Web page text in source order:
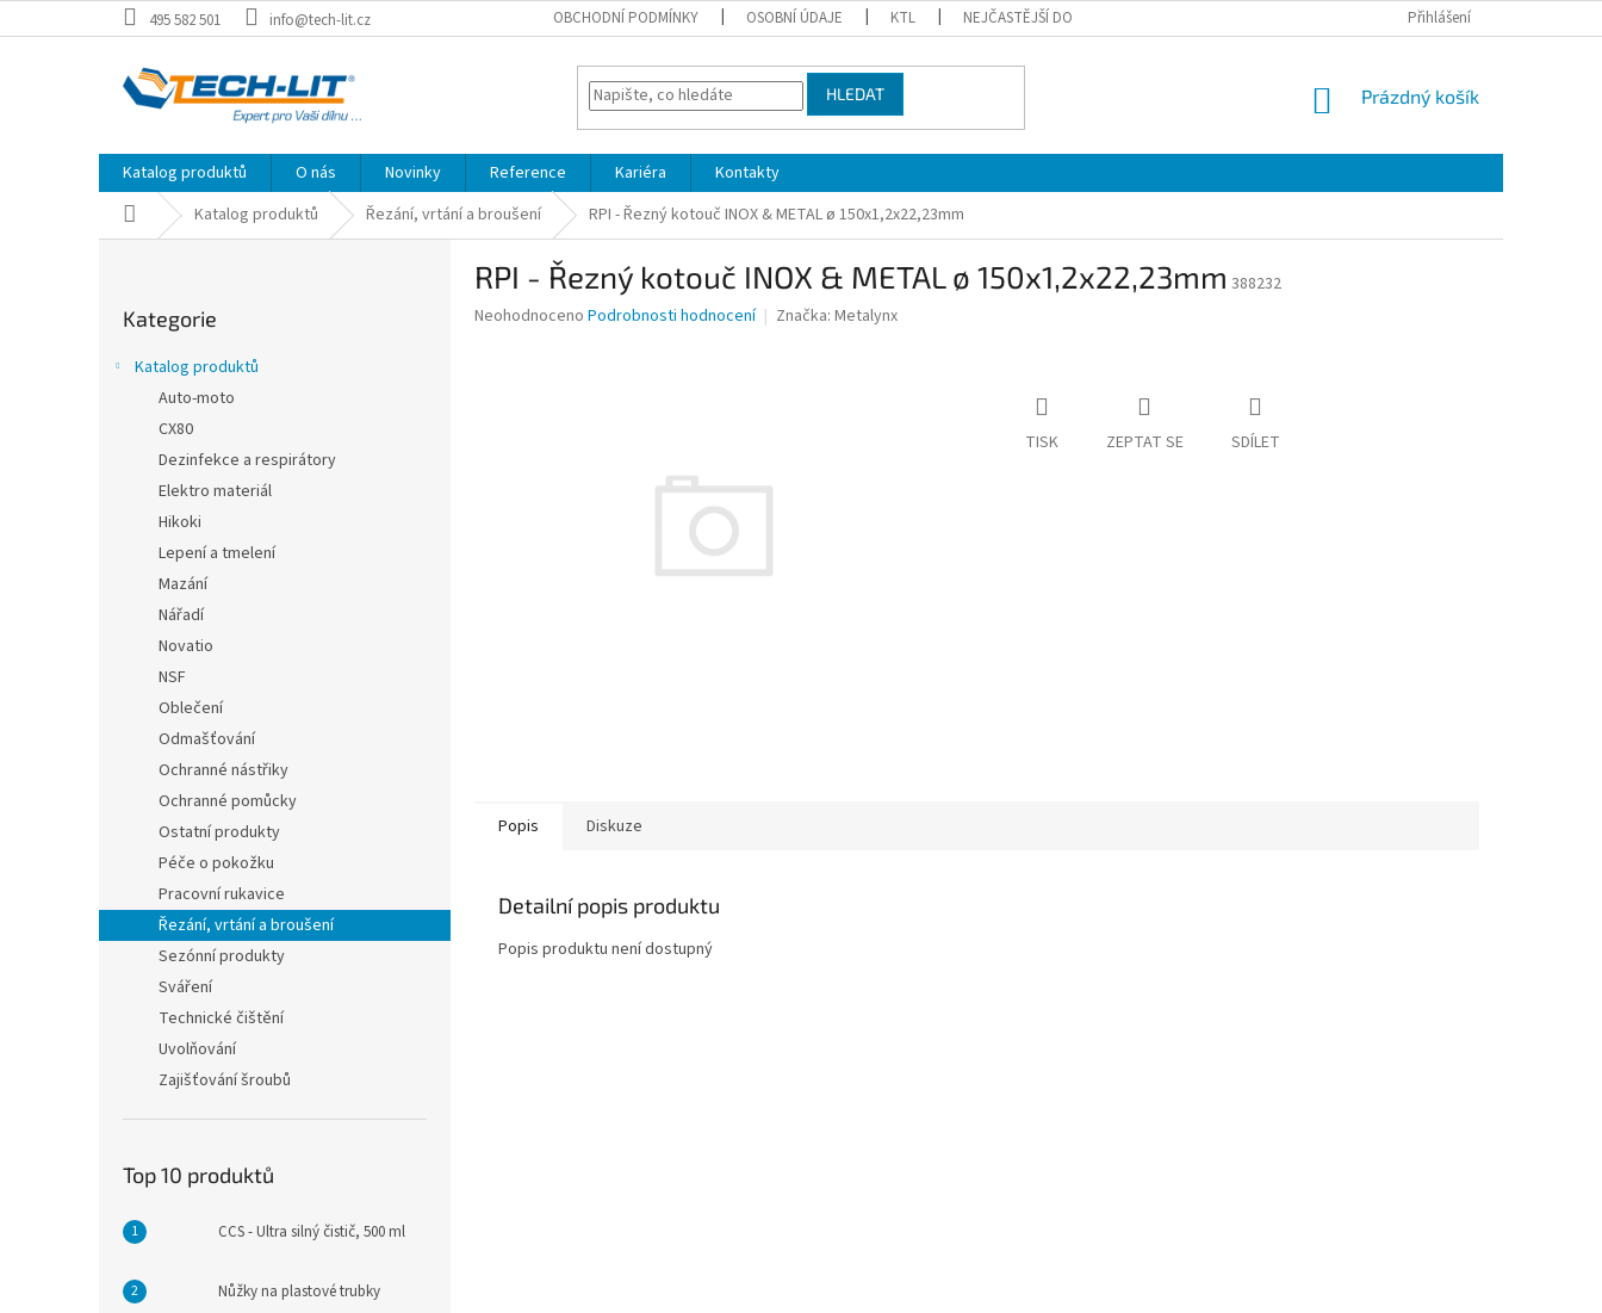
na
495 582 501 info@tech-lit.cz OBCHODNÍ PODMÍNKY OSOBNÍ ÚDAJE KTL NEJČASTĚJŠÍ DOTAZY Přihlášení
HLEDAT
NÁKUPNÍ
Prázdný košík
Katalog produktů O nás Novinky Reference Kariéra
Kontakty
Domů Katalog produktů Řezání, vrtání a broušení RPI - Řezný kotouč INOX & METAL ø 150x1,2x22,23mm
kategorie
Kategorie
Katalog produktů
Auto-moto
CX80
Dezinfekce a respirátory
Elektro materiál
Hikoki
Lepení a tmelení
Mazání
Nářadí
Novatio
NSF
Oblečení
Odmašťování
Ochranné nástřiky
Ochranné pomůcky
Ostatní produkty
Péče o pokožku
Pracovní rukavice
Řezání, vrtání a broušení
Sezónní produkty
Sváření
Technické čištění
Uvolňování
Zajišťování šroubů
Top 10 produktů
CCS - Ultra silný čistič, 500 ml
Nůžky na plastové trubky
RPI - Řezný kotouč INOX & METAL ø 150x1,2x22,23mm 388232
Průměrné
Neohodnoceno Podrobnosti hodnocení Značka: Metalynx
TISK ZEPTAT SE SDÍLET
Popis Diskuze
Detailní popis produktu
Popis produktu není dostupný